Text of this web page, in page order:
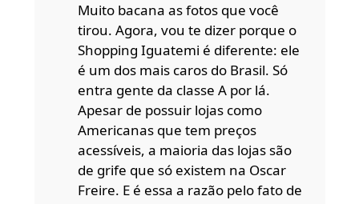
Muito bacana as fotos que você
tirou. Agora, vou te dizer porque o
Shopping Iguatemi é diferente: ele
é um dos mais caros do Brasil. Só
entra gente da classe A por lá.
Apesar de possuir lojas como
Americanas que tem preços
acessíveis, a maioria das lojas são
de grife que só existem na Oscar
Freire. E é essa a razão pelo fato de